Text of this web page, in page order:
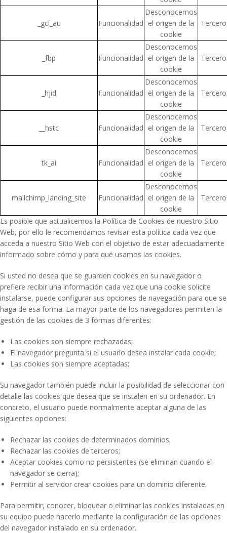
_gcl_au Funcionalidad
Desconocemos
el origen de la
cookie
_fbp Funcionalidad
Desconocemos
el origen de la
cookie
_hjid Funcionalidad
Desconocemos
el origen de la
cookie
__hstc Funcionalidad
Desconocemos
el origen de la
cookie
tk_ai Funcionalidad
Desconocemos
el origen de la
cookie
mailchimp_landing_site Funcionalidad
Desconocemos
el origen de la
cookie
Es posible que actualicemos la Política de Cookies de nuestro Sitio
Web, por ello le recomendamos revisar esta política cada vez que
acceda a nuestro Sitio Web con el objetivo de estar adecuadamente
informado sobre cómo y para qué usamos las cookies.
Si usted no desea que se guarden cookies en su navegador o
prefiere recibir una información cada vez que una cookie solicite
instalarse, puede configurar sus opciones de navegación para que se
haga de esa forma. La mayor parte de los navegadores permiten la
gestión de las cookies de 3 formas diferentes:
Las cookies son siempre rechazadas;
El navegador pregunta si el usuario desea instalar cada cookie;
Las cookies son siempre aceptadas;
Su navegador también puede incluir la posibilidad de seleccionar con
detalle las cookies que desea que se instalen en su ordenador. En
concreto, el usuario puede normalmente aceptar alguna de las
siguientes opciones:
Rechazar las cookies de determinados dominios;
Rechazar las cookies de terceros;
Aceptar cookies como no persistentes (se eliminan cuando el
navegador se cierra);
Permitir al servidor crear cookies para un dominio diferente.
Para permitir, conocer, bloquear o eliminar las cookies instaladas en
su equipo puede hacerlo mediante la configuración de las opciones
del navegador instalado en su ordenador.